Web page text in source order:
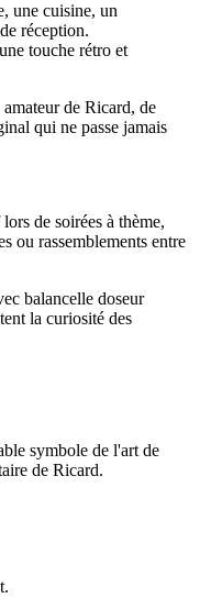
une cuisine, un
réception.
touche rétro et
de Ricard, de
qui ne passe jamais
de soirées à thème,
ou rassemblements entre
balancelle doseur
la curiosité des
symbole de l'art de
de Ricard.